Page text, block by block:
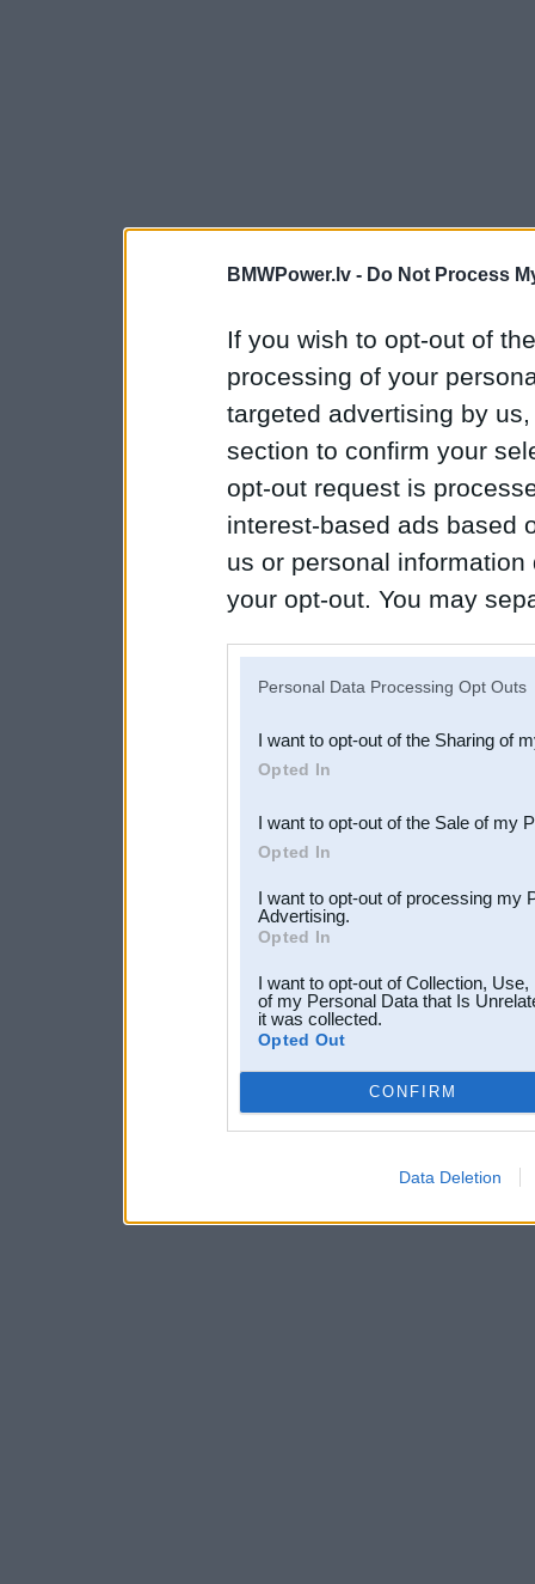
BMWPower.lv - Do Not Process
If you wish to opt-out of
processing of your
targeted advertising by
section to confirm your
opt-out request is
interest-based ads based
us or personal
your opt-out. You may
Downstream Participants
third parties.
Personal Data Processing Opt Outs
I want to opt-out of the Sharing of
Opted In
I want to opt-out of the Sale of my
Opted In
I want to opt-out of processing my
Advertising.
Opted In
I want to opt-out of Collection,
of my Personal Data that Is
it was collected.
Opted Out
CONFIRM
Data Deletion